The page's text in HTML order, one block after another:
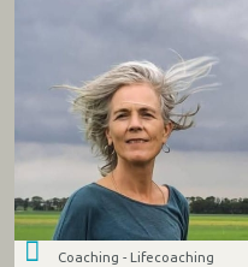
Coaching - Lifecoaching